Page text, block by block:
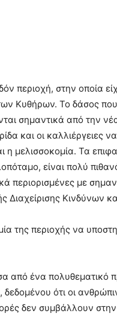
περιοχή, στην οποία
Κυθήρων. Το δάσος που
σημαντικά από την
και οι καλλιέργειες
η μελισσοκομία. Τα
είναι πολύ
με
Διαχείρισης Κινδύνων
περιοχής να
από ένα
ότι οι
δεν συμβάλλουν